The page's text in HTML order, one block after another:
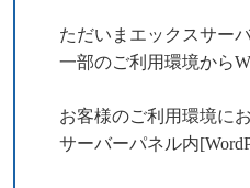
ただいまエックスサー
一部のご利用環境から
お客様のご利用環境に
サーバーパネル内